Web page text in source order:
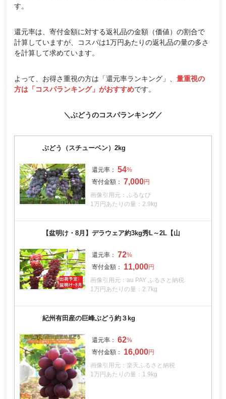
す。
還元率は、寄付金額に対する返礼品の金額（価値）の割合で
計算していますが、コスパは1万円あたりの返礼品の量の多さ
を計算して求めています。
よって、お得さ重視の方は「還元率ランキング」、量重視の
方は「コスパランキング」がおすすめです。
＼ぶどうのコスパランキング／
ぶどう（スチューベン）2kg
54
7,000
画像引用元：ふるなび
1万円あたりの量：2.9kg
【盆明け・8月】デラウェア約3kg秀L～2L【山
72
11,000
画像引用元：au PAY ふるさと納税
1万円あたりの量：2.7kg
紀州有田産の巨峰ぶどう約３kg
62
16,000
画像引用元：楽天ふるさと納税
1万円あたりの量：1.9kg